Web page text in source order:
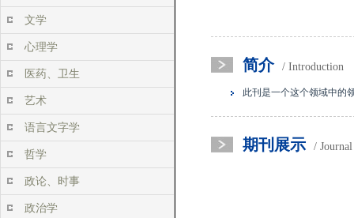
文学
心理学
医药、卫生
艺术
语言文字学
哲学
政论、时事
政治学
简介 / Introduction
此刊是一个这个领域中的
期刊展示 /